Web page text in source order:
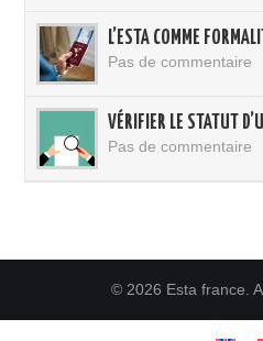
L’ESTA COMME
Pas de commentaire
VÉRIFIER LE STATUT
Pas de commentaire
© 2026 Esta france.